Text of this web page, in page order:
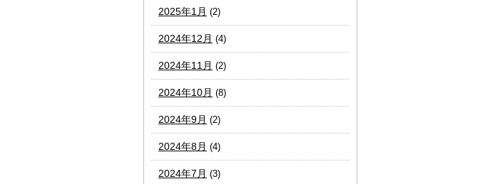
2025年1月 (2)
2024年12月 (4)
2024年11月 (2)
2024年10月 (8)
2024年9月 (2)
2024年8月 (4)
2024年7月 (3)